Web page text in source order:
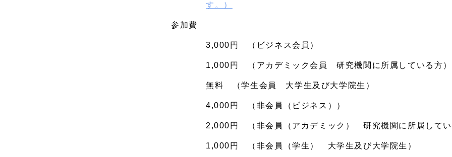
す。）
参加費
3,000円 （ビジネス会員）
1,000円 （アカデミック会員 研究機関に所属している方）
無料 （学生会員 大学生及び大学院生）
4,000円 （非会員（ビジネス））
2,000円 （非会員（アカデミック） 研究機関に所属して
1,000円 （非会員（学生） 大学生及び大学院生）